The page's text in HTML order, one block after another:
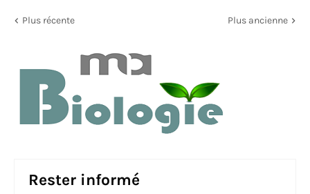
Plus récente Plus ancienne
Rester informé